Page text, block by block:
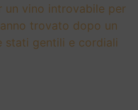
un vino introvabile per
trovato dopo un
stati gentili e cordiali